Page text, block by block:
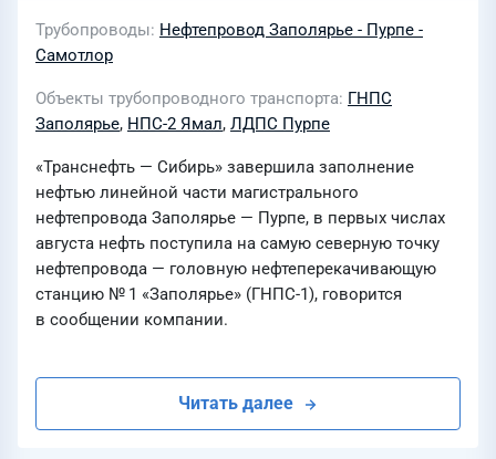
Трубопроводы Нефтепровод Заполярье - Пурпе -
Самотлор
Объекты трубопроводного транспорта ГНПС
Заполярье, НПС-2 Ямал, ЛДПС Пурпе
«Транснефть — Сибирь» завершила заполнение
нефтью линейной части магистрального
нефтепровода Заполярье — Пурпе, в первых числах
августа нефть поступила на самую северную точку
нефтепровода — головную нефтеперекачивающую
станцию № 1 «Заполярье» (ГНПС-1), говорится
в сообщении компании.
Читать далее